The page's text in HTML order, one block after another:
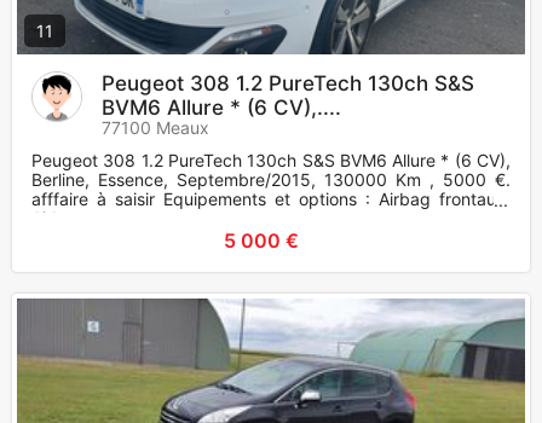
11
Peugeot 308 1.2 PureTech 130ch S&S
BVM6 Allure * (6 CV),....
77100 Meaux
Peugeot 308 1.2 PureTech 130ch S&S BVM6 Allure * (6 CV),
Berline, Essence, Septembre/2015, 130000 Km , 5000 €.
afffaire à saisir Equipements et options : Airbag frontaux,
Aide p
5 000 €